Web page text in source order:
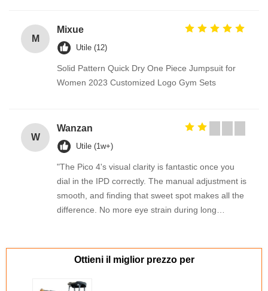
M
Mixue
Utile (12)
Solid Pattern Quick Dry One Piece Jumpsuit for
Women 2023 Customized Logo Gym Sets
W
Wanzan
Utile (1w+)
"The Pico 4's visual clarity is fantastic once you
dial in the IPD correctly. The manual adjustment is
smooth, and finding that sweet spot makes all the
difference. No more eye strain during long
manual adjustment is smooth, and finding that
sweet spot makes all the difference. No more eye
Ottieni il miglior prezzo per